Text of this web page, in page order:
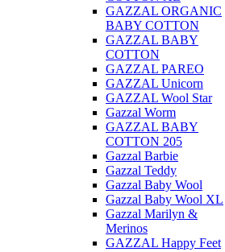
GAZZAL ORGANIC
BABY COTTON
GAZZAL BABY
COTTON
GAZZAL PAREO
GAZZAL Unicorn
GAZZAL Wool Star
Gazzal Worm
GAZZAL BABY
COTTON 205
Gazzal Barbie
Gazzal Teddy
Gazzal Baby Wool
Gazzal Baby Wool XL
Gazzal Marilyn &
Merinos
GAZZAL Happy Feet